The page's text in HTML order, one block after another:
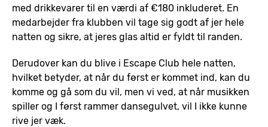
med drikkevarer til en værdi af €180 inkluderet. En
medarbejder fra klubben vil tage sig godt af jer hele
natten og sikre, at jeres glas altid er fyldt til randen.
Derudover kan du blive i Escape Club hele natten,
hvilket betyder, at når du først er kommet ind, kan du
komme og gå som du vil, men vi ved, at når musikken
spiller og I først rammer dansegulvet, vil I ikke kunne
rive jer væk.